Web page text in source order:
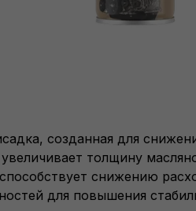
созданная для
толщину
снижению
для повышения